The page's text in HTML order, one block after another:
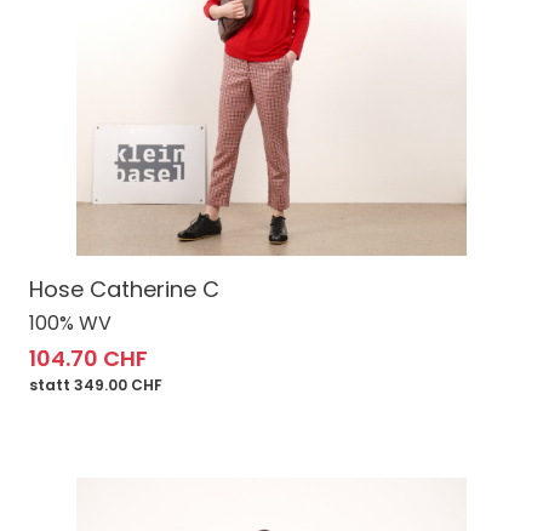
Hose Catherine C
100% WV
104.70 CHF
statt 349.00 CHF